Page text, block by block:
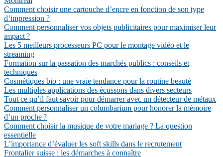
Comment choisir une cartouche d’encre en fonction de son type
d’impression ?
Comment personnaliser vos objets publicitaires pour maximiser leur
impact ?
Les 5 meilleurs processeurs PC pour le montage vidéo et le
streaming
Formation sur la passation des marchés publics : conseils et
techniques
Cosmétiques bio : une vraie tendance pour la routine beauté
Les multiples applications des écussons dans divers secteurs
Tout ce qu’il faut savoir pour démarrer avec un détecteur de métaux
Comment personnaliser un columbarium pour honorer la mémoire
d’un proche ?
Comment choisir la musique de votre mariage ? La question
essentielle
L’importance d’évaluer les soft skills dans le recrutement
Frontalier suisse : les démarches à connaître